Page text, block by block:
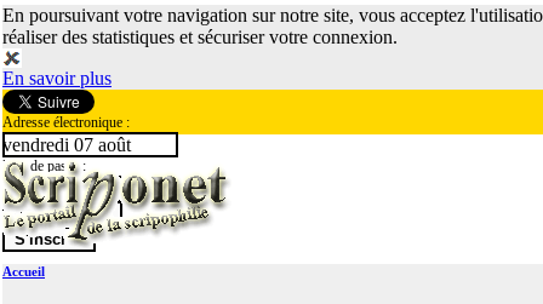
En poursuivant votre navigation sur notre site, vous acceptez
réaliser des statistiques et sécuriser votre connexion.
En savoir plus
Adresse électronique :
Mot de passe :
vendredi 07 août
Accueil